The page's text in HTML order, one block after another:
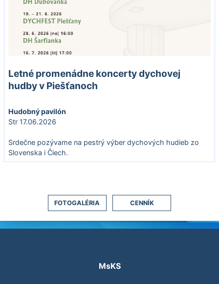
Letné promenádne koncerty dychovej
hudby v Piešťanoch
Hudobný pavilón
Str 17.06.2026
Srdečne pozývame na pestrý výber dychových hudieb zo
Slovenska i Čiech.
FOTOGALÉRIA CENNÍK
MsKS